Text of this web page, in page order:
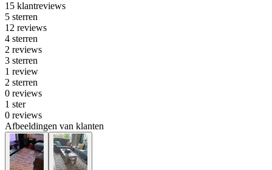
15 klantreviews
5 sterren
12 reviews
4 sterren
2 reviews
3 sterren
1 review
2 sterren
0 reviews
1 ster
0 reviews
Afbeeldingen van klanten